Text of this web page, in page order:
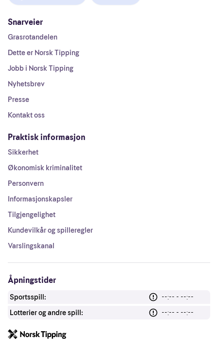
Snarveier
Grasrotandelen
Dette er Norsk Tipping
Jobb i Norsk Tipping
Nyhetsbrev
Presse
Kontakt oss
Praktisk informasjon
Sikkerhet
Økonomisk kriminalitet
Personvern
Informasjonskapsler
Tilgjengelighet
Kundevilkår og spilleregler
Varslingskanal
Åpningstider
Sportsspill:
--:-- - --:--
Lotterier og andre spill:
--:-- - --:--